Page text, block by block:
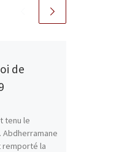
de
tenu le
remporté la